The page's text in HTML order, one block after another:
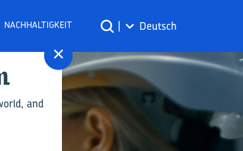
NACHHALTIGKEIT | Deutsch
×
and